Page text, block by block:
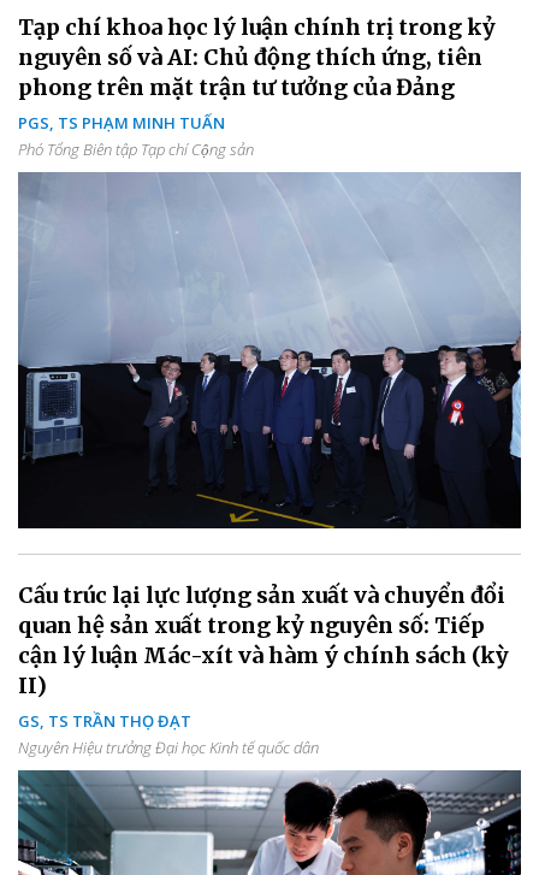
Tạp chí khoa học lý luận chính trị trong kỷ
nguyên số và AI: Chủ động thích ứng, tiên
phong trên mặt trận tư tưởng của Đảng
PGS, TS PHẠM MINH TUẤN
Phó Tổng Biên tập Tạp chí Cộng sản
Cấu trúc lại lực lượng sản xuất và chuyển đổi
quan hệ sản xuất trong kỷ nguyên số: Tiếp
cận lý luận Mác-xít và hàm ý chính sách (kỳ
II)
GS, TS TRẦN THỌ ĐẠT
Nguyên Hiệu trưởng Đại học Kinh tế quốc dân